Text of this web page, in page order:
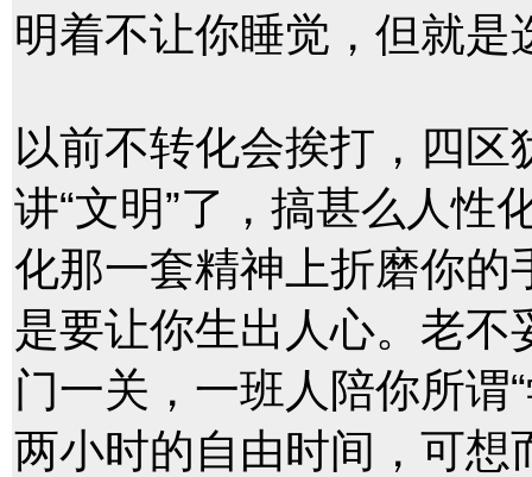
明着不让你睡觉，但就
以前不转化会挨打，四
讲“文明”了，搞甚么人性
化那一套精神上折磨你
是要让你生出人心。老
门一关，一班人陪你所谓
两小时的自由时间，可